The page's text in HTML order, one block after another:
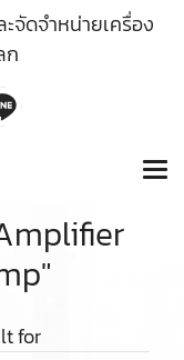
ะจัดจำหน่ายเครื่อง
ก
for